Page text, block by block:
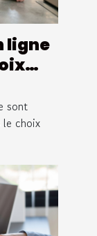
ligne
sont
le choix